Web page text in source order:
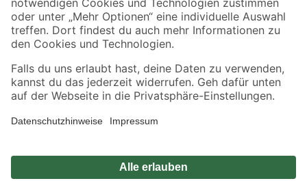
Alle Preisangaben in EUR inkl. gesetzl. MwSt.. Die dargestellten Angebote sind unter
Umständen nicht in allen Märkten verfügbar. Die angegebenen Verfügbarkeiten beziehen
Produkte nur solange der Vorrat reicht.
*Paketversand ab 59 € versandkostenfrei, gilt nicht für Artikel mit Speditionsversand, hier
Privatsphäre Impressum